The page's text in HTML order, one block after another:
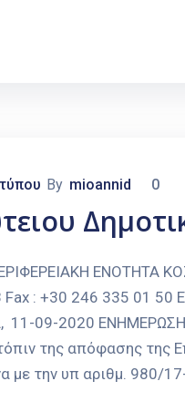
By mioannid 0
ΕΝΟΤΗΤΑ
: +30 246 335 01 50
11-09-2020
της απόφασης της
με την υπ αριθμ. 980/